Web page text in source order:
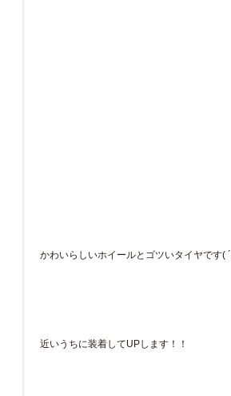
かわいらしいホイールとゴツいタイヤです(
近いうちに装着してUPします！！